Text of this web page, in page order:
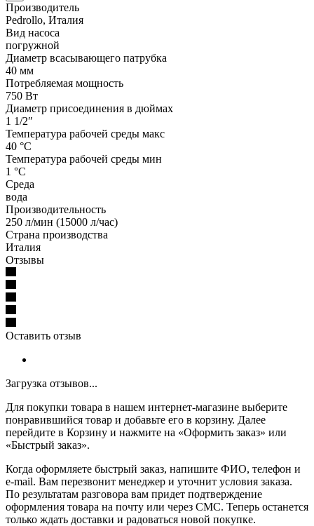
Производитель
Pedrollo, Италия
Вид насоса
погружной
Диаметр всасывающего патрубка
40 мм
Потребляемая мощность
750 Вт
Диаметр присоединения в дюймах
1 1/2″
Температура рабочей среды макс
40 °С
Температура рабочей среды мин
1 °С
Среда
вода
Производительность
250 л/мин (15000 л/час)
Страна производства
Италия
Отзывы
Оставить отзыв
Загрузка отзывов...
Для покупки товара в нашем интернет-магазине выберите
понравившийся товар и добавьте его в корзину. Далее
перейдите в Корзину и нажмите на «Оформить заказ» или
«Быстрый заказ».
Когда оформляете быстрый заказ, напишите ФИО, телефон и
e-mail. Вам перезвонит менеджер и уточнит условия заказа.
По результатам разговора вам придет подтверждение
оформления товара на почту или через СМС. Теперь останется
только ждать доставки и радоваться новой покупке.